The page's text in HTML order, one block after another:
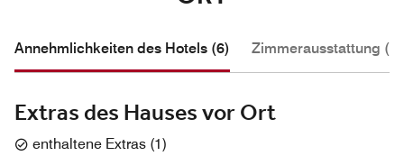
Annehmlichkeiten des Hotels (6) Zimmerausstattung (3)
Extras des Hauses vor Ort
enthaltene Extras (1)